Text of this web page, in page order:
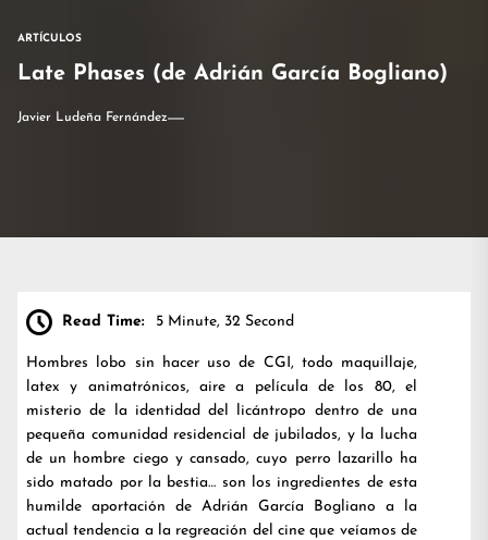
ARTÍCULOS
Late Phases (de Adrián García Bogliano)
Javier Ludeña Fernández
Read Time: 5 Minute, 32 Second
Hombres lobo sin hacer uso de CGI, todo maquillaje,
latex y animatrónicos, aire a película de los 80, el
misterio de la identidad del licántropo dentro de una
pequeña comunidad residencial de jubilados, y la lucha
de un hombre ciego y cansado, cuyo perro lazarillo ha
sido matado por la bestia… son los ingredientes de esta
humilde aportación de Adrián García Bogliano a la
actual tendencia a la regreación del cine que veíamos de